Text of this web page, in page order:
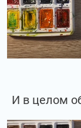
И в целом